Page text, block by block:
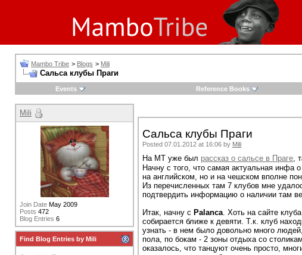
Mambo Tribe > Blogs > Mili
Сальса клубы Праги
Events
Reference Books
Сальса клубы Праги
Posted 07.01.2012 at 16:06 by Mili
На МТ уже был рассказ о сальсе в Праге,
Начну с того, что самая актуальная инфа
на английском, но и на чешском вполне
Из перечисленных там 7 клубов мне
подтвердить информацию о наличии там
Итак, начну с Palanca. Хоть на сайте
собирается ближе к девяти. Т.к. клуб
узнать - в нем было довольно много
пола, по бокам - 2 зоны отдыха со
оказалось, что танцуют очень просто,
Mili
Join Date May 2009
Posts 472
Blog Entries 6
Find Blog Entries by Mili